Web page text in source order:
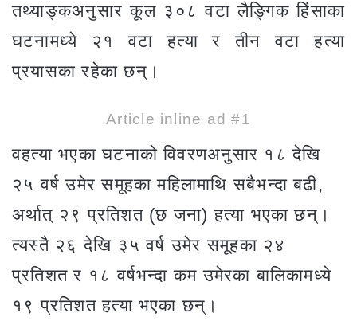
तथ्याङ्कअनुसार कूल ३०८ वटा लैङ्गिक हिंसाका
घटनामध्ये २१ वटा हत्या र तीन वटा हत्या
प्रयासका रहेका छन्।
Article inline ad #1
वहत्या भएका घटनाको विवरणअनुसार १८ देखि
२५ वर्ष उमेर समूहका महिलामाथि सबैभन्दा बढी,
अर्थात् २९ प्रतिशत (छ जना) हत्या भएका छन्।
त्यस्तै २६ देखि ३५ वर्ष उमेर समूहका २४
प्रतिशत र १८ वर्षभन्दा कम उमेरका बालिकामध्ये
१९ प्रतिशत हत्या भएका छन्।